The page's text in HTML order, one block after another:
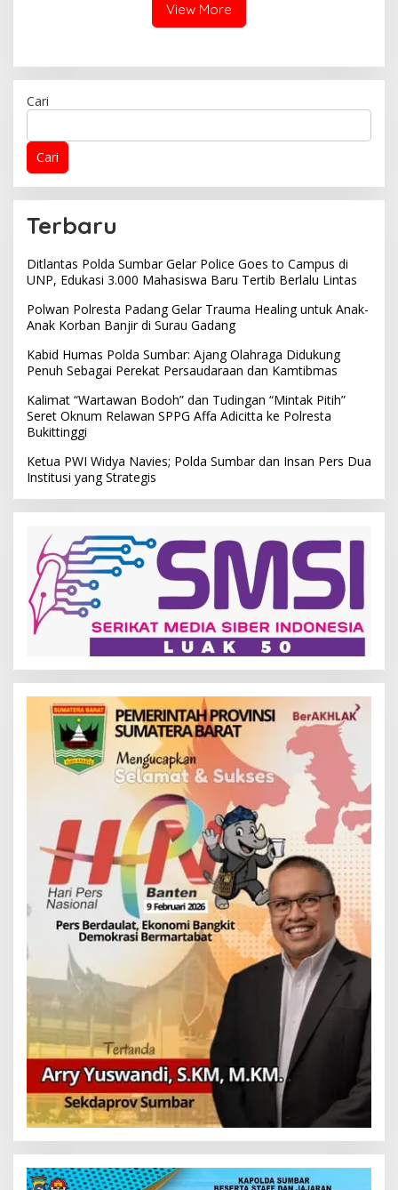
View More
Cari
Cari
Terbaru
Ditlantas Polda Sumbar Gelar Police Goes to Campus di
UNP, Edukasi 3.000 Mahasiswa Baru Tertib Berlalu Lintas
Polwan Polresta Padang Gelar Trauma Healing untuk Anak-
Anak Korban Banjir di Surau Gadang
Kabid Humas Polda Sumbar: Ajang Olahraga Didukung
Penuh Sebagai Perekat Persaudaraan dan Kamtibmas
Kalimat “Wartawan Bodoh” dan Tudingan “Mintak Pitih”
Seret Oknum Relawan SPPG Affa Adicitta ke Polresta
Bukittinggi
Ketua PWI Widya Navies; Polda Sumbar dan Insan Pers Dua
Institusi yang Strategis